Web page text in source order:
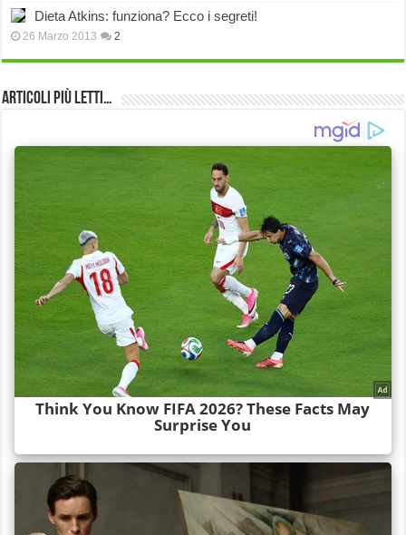
Dieta Atkins: funziona? Ecco i segreti!
26 Marzo 2013 2
Articoli più Letti…